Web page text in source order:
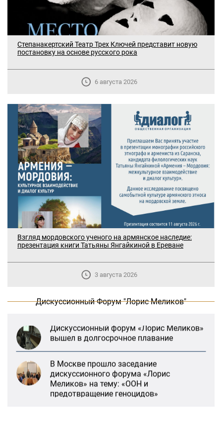
Степанакертский Театр Трех Ключей представит новую
постановку на основе русского рока
6 августа 2026
Взгляд мордовского ученого на армянское наследие:
презентация книги Татьяны Янгайкиной в Ереване
3 августа 2026
Дискуссионный Форум "Лорис Меликов"
В Москве прошло заседание
дискуссионного форума «Лорис
Меликов» на тему: «ООН и
предотвращение геноцидов»
«Лорис Меликов» начинает свою
Меликов» на тему: «ООН и
предотвращение геноцидов»